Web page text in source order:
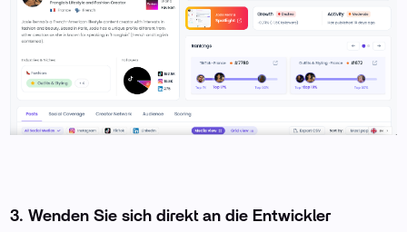
3. Wenden Sie sich direkt an die Entwickler